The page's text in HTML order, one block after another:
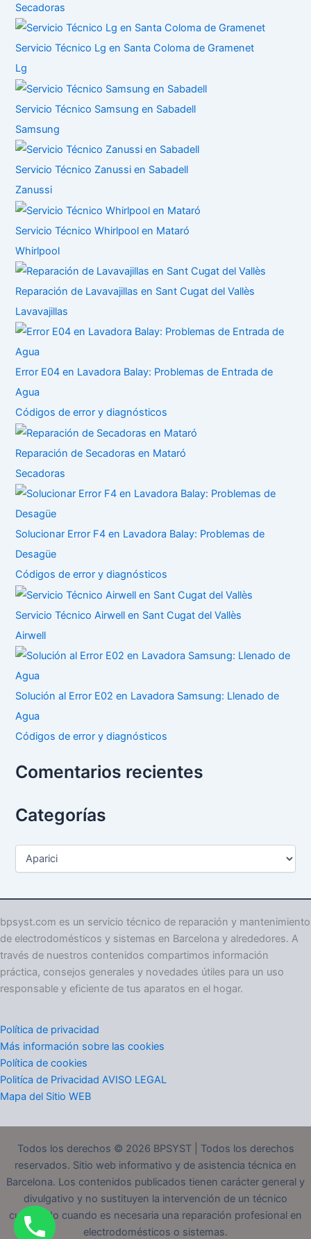
Secadoras
Servicio Técnico Lg en Santa Coloma de Gramenet
Lg
Servicio Técnico Samsung en Sabadell
Samsung
Servicio Técnico Zanussi en Sabadell
Zanussi
Servicio Técnico Whirlpool en Mataró
Whirlpool
Reparación de Lavavajillas en Sant Cugat del Vallès
Lavavajillas
Error E04 en Lavadora Balay: Problemas de Entrada de
Agua
Códigos de error y diagnósticos
Reparación de Secadoras en Mataró
Secadoras
Solucionar Error F4 en Lavadora Balay: Problemas de
Desagüe
Códigos de error y diagnósticos
Servicio Técnico Airwell en Sant Cugat del Vallès
Airwell
Solución al Error E02 en Lavadora Samsung: Llenado de
Agua
Códigos de error y diagnósticos
Comentarios recientes
Categorías
C
o
r
a
s
bpsyst.com es un servicio técnico de reparación y mantenimiento
de electrodomésticos y sistemas en Barcelona y alrededores. A
través de nuestros contenidos compartimos información
práctica, consejos generales y novedades útiles para un uso
responsable y eficiente de tus aparatos en el hogar.
Política de privacidad
Más información sobre las cookies
Política de cookies
Politíca de Privacidad AVISO LEGAL
Mapa del Sitio WEB
Todos los derechos © 2026 BPSYST | Todos los derechos
reservados. Sitio web informativo y de asistencia técnica en
Barcelona. Los contenidos publicados tienen carácter general y
divulgativo y no sustituyen la intervención de un técnico
cualificado cuando es necesaria una reparación profesional en
electrodomésticos o sistemas.